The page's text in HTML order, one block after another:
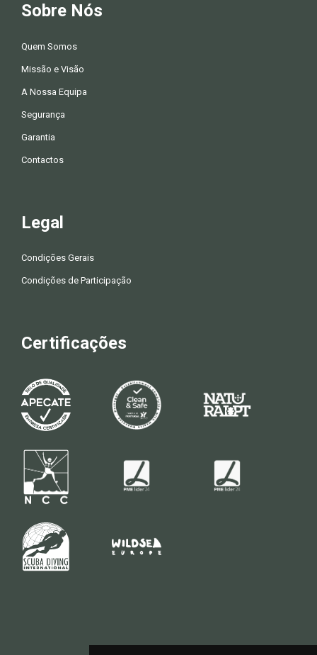
Sobre Nós
Quem Somos
Missão e Visão
A Nossa Equipa
Segurança
Garantia
Contactos
Legal
Condições Gerais
Condições de Participação
Certificações